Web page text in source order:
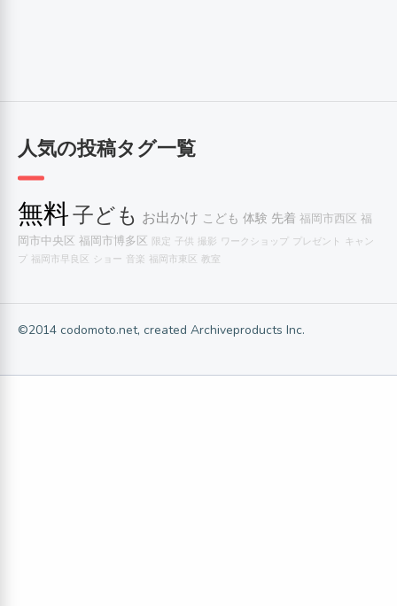
人気の投稿タグ一覧
無料子ども お出かけ こども 体験 先着 福岡市西区 福
岡市中央区 福岡市博多区 限定 子供 撮影 ワークショップ プレゼント キャン
プ 福岡市早良区 ショー 音楽 福岡市東区 教室
©2014 codomoto.net, created Archiveproducts Inc.